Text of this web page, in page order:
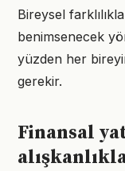
Bireysel
benimsenecek
yüzden her
gerekir.
Finansal